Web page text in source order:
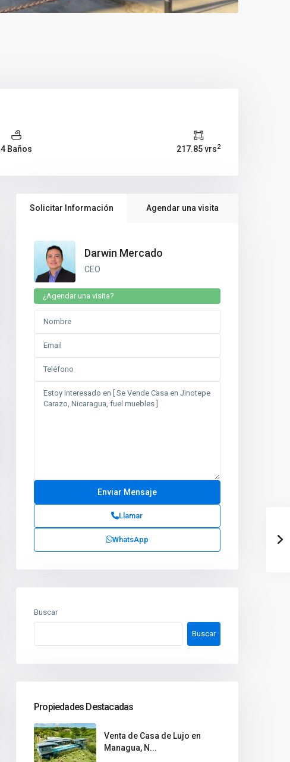
4 Baños 217.85 vrs2
Solicitar Información Agendar una visita
Darwin Mercado
CEO
¿Agendar una visita?
Llamar
WhatsApp
Buscar
Buscar
Propiedades Destacadas
Venta de Casa de Lujo en
Managua, N...